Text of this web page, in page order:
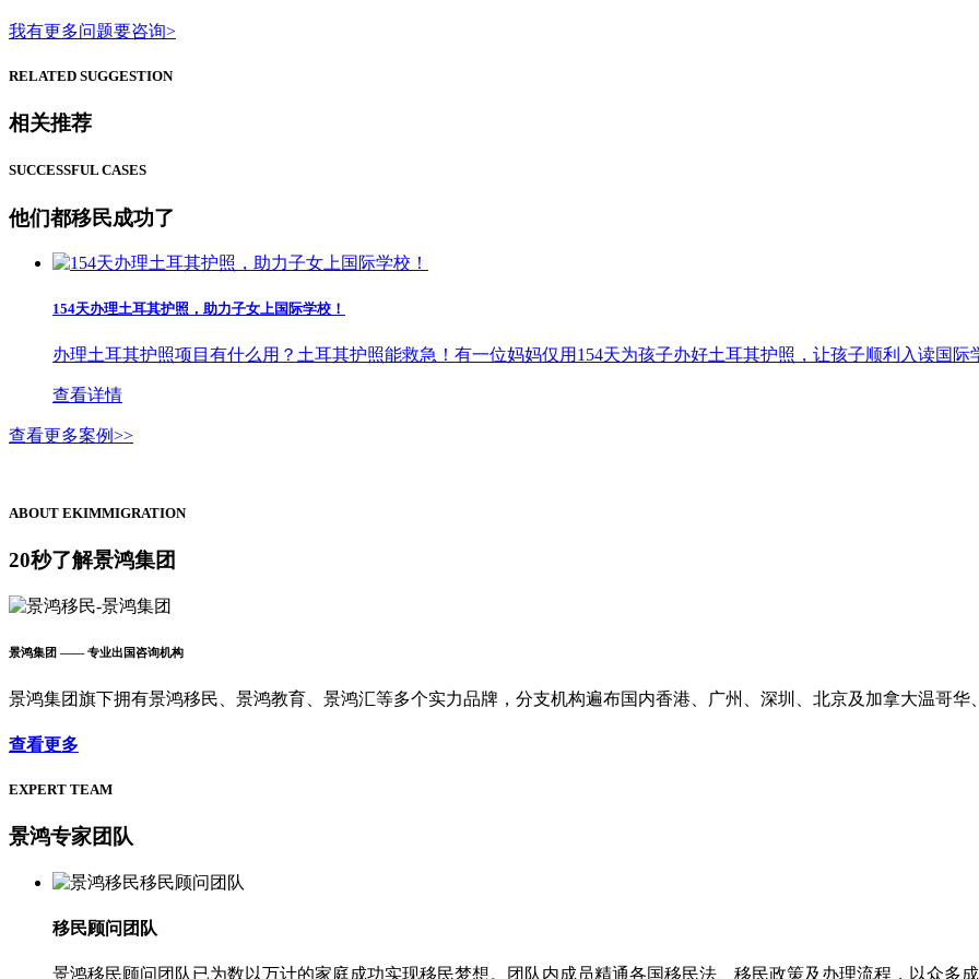
我有更多问题要咨询>
RELATED SUGGESTION
相关推荐
SUCCESSFUL CASES
他们都移民成功了
154天办理土耳其护照，助力子女上国际学校！
办理土耳其护照项目有什么用？土耳其护照能救急！有一位妈妈仅用154天为孩子办好土耳其护照，让孩子顺利入读国际
查看详情
查看更多案例>>
ABOUT EKIMMIGRATION
20秒了解景鸿集团
景鸿集团 —— 专业出国咨询机构
景鸿集团旗下拥有景鸿移民、景鸿教育、景鸿汇等多个实力品牌，分支机构遍布国内香港、广州、深圳、北京及加拿大温哥华
查看更多
EXPERT TEAM
景鸿专家团队
移民顾问团队
景鸿移民顾问团队已为数以万计的家庭成功实现移民梦想。团队内成员精通各国移民法、移民政策及办理流程，以众多